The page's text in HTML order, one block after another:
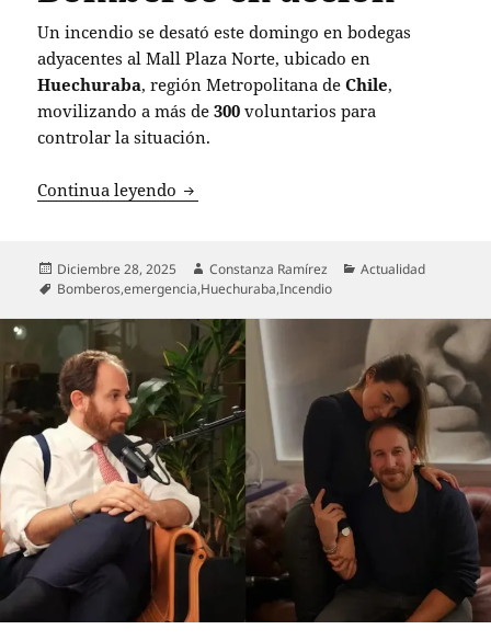
Un incendio se desató este domingo en bodegas
adyacentes al Mall Plaza Norte, ubicado en
Huechuraba, región Metropolitana deChile,
movilizando a más de300 voluntarios para
controlar la situación.
Continua leyendo Incendio de gran magnitud en
Publicado
el
Diciembre 28, 2025 Autor
Constanza Ramírez Categorías
Actualidad
Etiquetas
Bomberos,emergencia,Huechuraba,Incendio